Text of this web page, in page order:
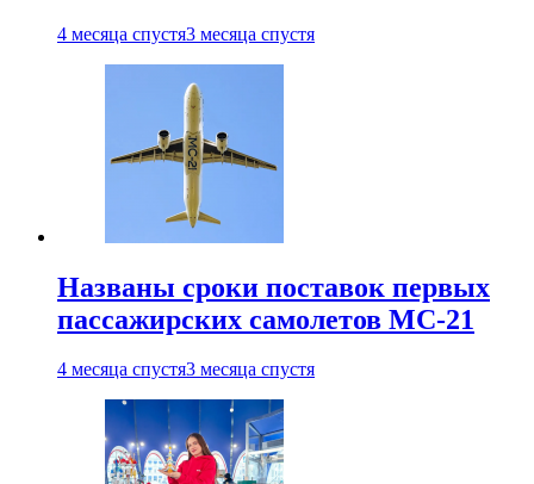
4 месяца спустя3 месяца спустя
Названы сроки поставок первых
пассажирских самолетов МС-21
4 месяца спустя3 месяца спустя